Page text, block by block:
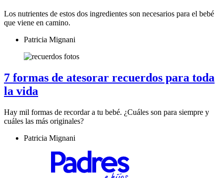
Los nutrientes de estos dos ingredientes son necesarios para el bebé
que viene en camino.
Patricia Mignani
7 formas de atesorar recuerdos para toda
la vida
Hay mil formas de recordar a tu bebé. ¿Cuáles son para siempre y
cuáles las más originales?
Patricia Mignani